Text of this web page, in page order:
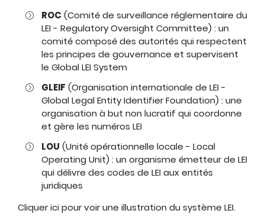
ROC (Comité de surveillance réglementaire du
LEI - Regulatory Oversight Committee) : un
comité composé des autorités qui respectent
les principes de gouvernance et supervisent
le Global LEI System
GLEIF (Organisation internationale de LEI -
Global Legal Entity Identifier Foundation) : une
organisation à but non lucratif qui coordonne
et gère les numéros LEI
LOU (Unité opérationnelle locale - Local
Operating Unit) : un organisme émetteur de LEI
qui délivre des codes de LEI aux entités
juridiques
Cliquer ici pour voir une illustration du système LEI.